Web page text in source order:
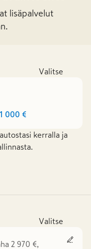
lisäpalvelut
Valitse
1 000 €
kerralla ja
Valitse
2 970 €,